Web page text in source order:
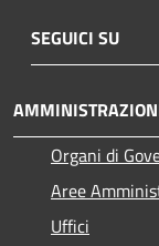
SEGUICI SU
Organi di
Aree
Uffici